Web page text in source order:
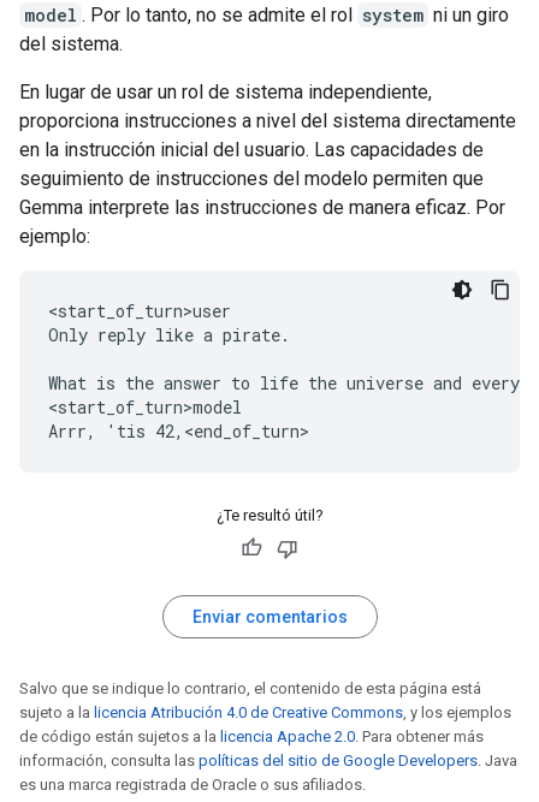
model . Por lo tanto, no se admite el rol system ni un giro
del sistema.
En lugar de usar un rol de sistema independiente,
proporciona instrucciones a nivel del sistema directamente
en la instrucción inicial del usuario. Las capacidades de
seguimiento de instrucciones del modelo permiten que
Gemma interprete las instrucciones de manera eficaz. Por
ejemplo:
<start_of_turn>user
Only reply like a pirate.
What is the answer to life the universe and
<start_of_turn>model
¿Te resultó útil?
Enviar comentarios
Salvo que se indique lo contrario, el contenido de esta página está
sujeto a la licencia Atribución 4.0 de Creative Commons, y los ejemplos
de código están sujetos a la licencia Apache 2.0. Para obtener más
información, consulta las políticas del sitio de Google Developers. Java
es una marca registrada de Oracle o sus afiliados.